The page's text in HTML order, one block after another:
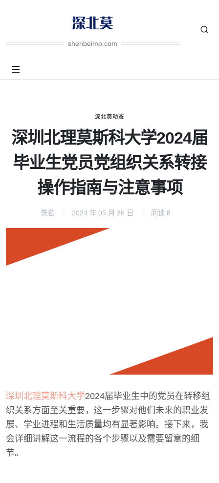
shenbeimo.com
深北莫动态
深圳北理莫斯科大学2024届
毕业生党员党组织关系转接
操作指南与注意事项
佚名 2024 年 05 月 26 日 阅读 8
深圳北理莫斯科大学2024届毕业生中的党员在转移组
织关系方面至关重要，这一步骤对他们未来的职业发
展、学业进程和生活质量均有显著影响。接下来，我
会详细讲解这一流程的各个步骤以及需要留意的细
节。